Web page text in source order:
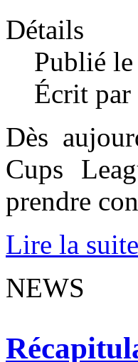
Détails
Publié
Écrit par
Dès
Cups
prendre
Lire la
NEWS